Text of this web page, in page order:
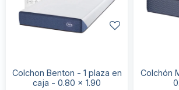
Colchon Benton - 1 plaza en
caja - 0.80 x 1.90
Colchón